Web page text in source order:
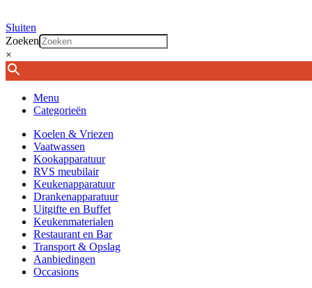
Sluiten
Zoeken
×
Menu
Categorieën
Koelen & Vriezen
Vaatwassen
Kookapparatuur
RVS meubilair
Keukenapparatuur
Drankenapparatuur
Uitgifte en Buffet
Keukenmaterialen
Restaurant en Bar
Transport & Opslag
Aanbiedingen
Occasions